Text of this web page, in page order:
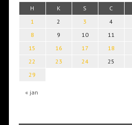
H K S C
« jan
1 2 3 4
8
9 10 11
15
16 17 18
22
23 24 25
29